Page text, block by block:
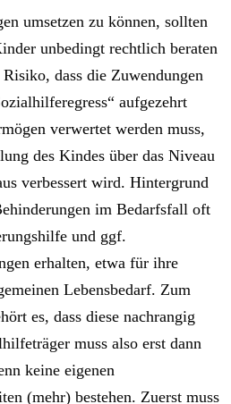
umsetzen zu können, sollten
unbedingt rechtlich beraten
Risiko, dass die Zuwendungen
aufgezehrt
verwertet werden muss,
des Kindes über das Niveau
verbessert wird. Hintergrund
im Bedarfsfall oft
und ggf.
erhalten, etwa für ihre
Lebensbedarf. Zum
es, dass diese nachrangig
muss also erst dann
keine eigenen
(mehr) bestehen. Zuerst muss